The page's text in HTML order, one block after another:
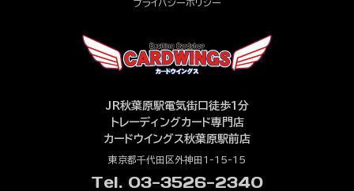
プライバシーポリシー
JR秋葉原駅電気街口徒歩1分
トレーディングカード専門店
カードウイングス秋葉原駅前店
東京都千代田区外神田1-15-15
Tel. 03-3526-2340